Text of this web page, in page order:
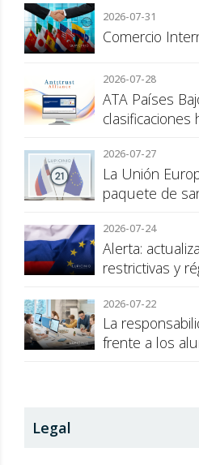
2026-07-31
Comercio
2026-07-28
ATA Países
clasificaciones
consumidor
2026-07-27
La Unión
paquete de
2026-07-24
Alerta:
restrictivas y
2026-07-22
La
frente a los
Legal